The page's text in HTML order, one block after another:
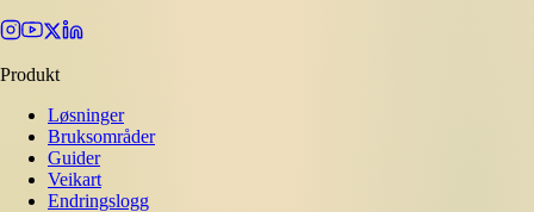
Produkt
Løsninger
Bruksområder
Guider
Veikart
Endringslogg